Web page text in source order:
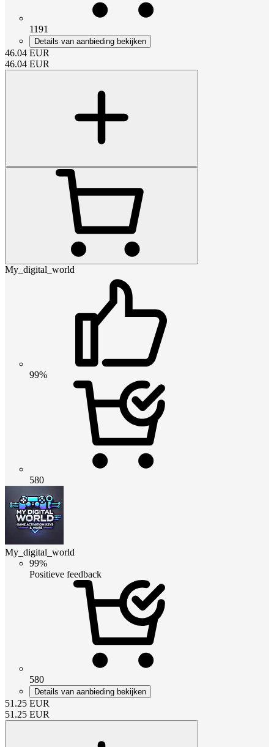
1191
Details van aanbieding bekijken
46.04 EUR
46.04 EUR
My_digital_world
99%
580
My_digital_world
99%
Positieve feedback
580
Details van aanbieding bekijken
51.25 EUR
51.25 EUR